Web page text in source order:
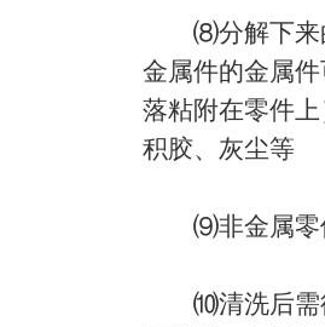
⑻分解下来的
金属件的金属
落粘附在零件
积胶、灰尘等
⑼非金属零件
⑽清洗后需待